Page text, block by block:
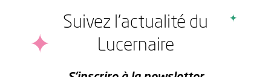
Suivez l'actualité du
Lucernaire